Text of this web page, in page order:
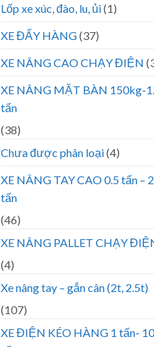
Lốp xe xúc, đào, lu, ủi(1)
XE ĐẨY HÀNG(37)
XE NÂNG CAO CHẠY ĐIỆN
XE NÂNG MẶT BÀN 150kg-
tấn
(38)
Chưa được phân loại(4)
XE NÂNG TAY CAO 0.5 tấn – 2
tấn
(46)
XE NÂNG PALLET CHẠY
(4)
Xe nâng tay – gắn cân (2t, 2.5t)
(107)
XE ĐIỆN KÉO HÀNG 1 tấn- 10